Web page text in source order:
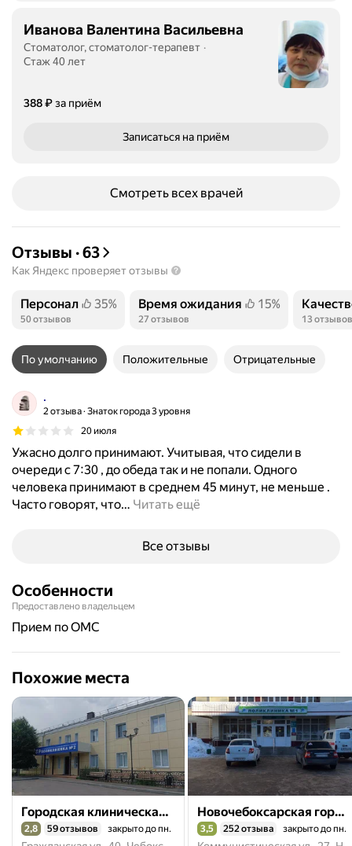
Иванова Валентина Васильевна
Стоматолог, стоматолог-терапевт
Стаж 40 лет
Цена
388₽за приём
Записаться на приём
Смотреть всех врачей
Отзывы ·63
Как Яндекс проверяет отзывы
Персонал
Положительных отзывов
35%
50 отзывов
Время ожидания
Положительных отзывов
15%
27 отзывов 13 отзывов
По умолчанию Положительные Отрицательные
.
2 отзыва Знаток города 3 уровня
20 июля
Ужасно долго принимают. Учитывая, что сидели в
очереди с 7:30 , до обеда так и не попали. Одного
человека принимают в среднем 45 минут, не меньше .
Часто говорят, что… Читать ещё
Все отзывы
Особенности
Предоставлено владельцем
прием по ОМС
Похожие места
Городская клиническая больница № 1, отделение профосмотров
Рейтинг 2,8 из 5
2,8 59 отзывов закрыто до пн.
Новочебоксарская городская поликлиника № 1
Рейтинг 3,5 из 5
3,5 252 отзыва закрыто до пн.